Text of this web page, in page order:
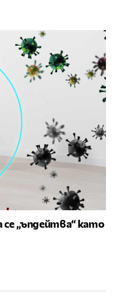
„ъпдейтва“ като